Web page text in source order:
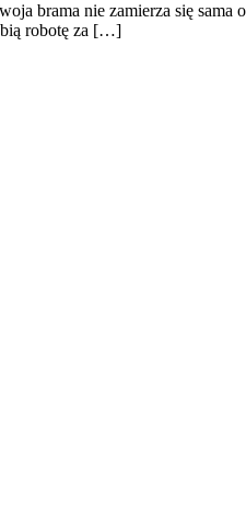
brama nie zamierza się sama
robotę za […]